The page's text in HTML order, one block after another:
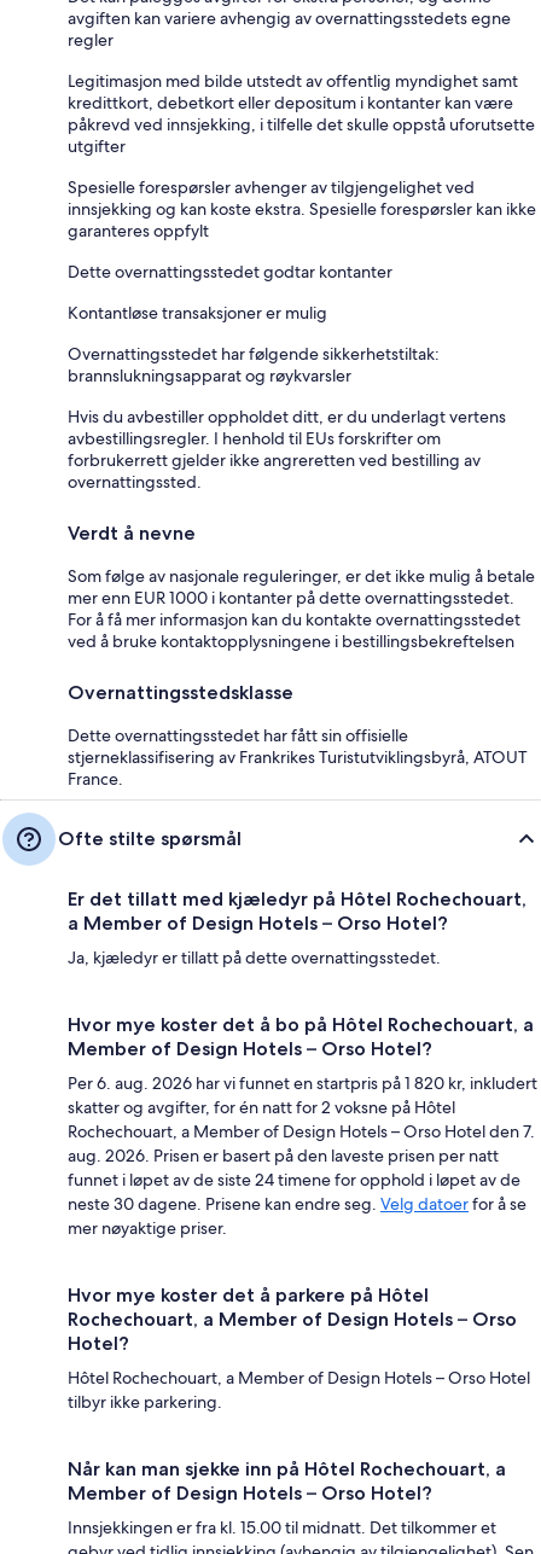
avgiften kan variere avhengig av overnattingsstedets egne
regler
Legitimasjon med bilde utstedt av offentlig myndighet samt
kredittkort, debetkort eller depositum i kontanter kan være
påkrevd ved innsjekking, i tilfelle det skulle oppstå uforutsette
utgifter
Spesielle forespørsler avhenger av tilgjengelighet ved
innsjekking og kan koste ekstra. Spesielle forespørsler kan ikke
garanteres oppfylt
Dette overnattingsstedet godtar kontanter
Kontantløse transaksjoner er mulig
Overnattingsstedet har følgende sikkerhetstiltak:
brannslukningsapparat og røykvarsler
Hvis du avbestiller oppholdet ditt, er du underlagt vertens
avbestillingsregler. I henhold til EUs forskrifter om
forbrukerrett gjelder ikke angreretten ved bestilling av
overnattingssted.
Verdt å nevne
Som følge av nasjonale reguleringer, er det ikke mulig å betale
mer enn EUR 1000 i kontanter på dette overnattingsstedet.
For å få mer informasjon kan du kontakte overnattingsstedet
ved å bruke kontaktopplysningene i bestillingsbekreftelsen
Overnattingsstedsklasse
Dette overnattingsstedet har fått sin offisielle
stjerneklassifisering av Frankrikes Turistutviklingsbyrå, ATOUT
France.
Ofte stilte spørsmål
Er det tillatt med kjæledyr på Hôtel Rochechouart,
a Member of Design Hotels – Orso Hotel?
Ja, kjæledyr er tillatt på dette overnattingsstedet.
Hvor mye koster det å bo på Hôtel Rochechouart, a
Member of Design Hotels – Orso Hotel?
Per 6. aug. 2026 har vi funnet en startpris på 1 820 kr, inkludert
skatter og avgifter, for én natt for 2 voksne på Hôtel
Rochechouart, a Member of Design Hotels – Orso Hotel den 7.
aug. 2026. Prisen er basert på den laveste prisen per natt
funnet i løpet av de siste 24 timene for opphold i løpet av de
neste 30 dagene. Prisene kan endre seg. Velg datoerfor å se
mer nøyaktige priser.
Hvor mye koster det å parkere på Hôtel
Rochechouart, a Member of Design Hotels – Orso
Hotel?
Hôtel Rochechouart, a Member of Design Hotels – Orso Hotel
tilbyr ikke parkering.
Når kan man sjekke inn på Hôtel Rochechouart, a
Member of Design Hotels – Orso Hotel?
Innsjekkingen er fra kl. 15.00 til midnatt. Det tilkommer et